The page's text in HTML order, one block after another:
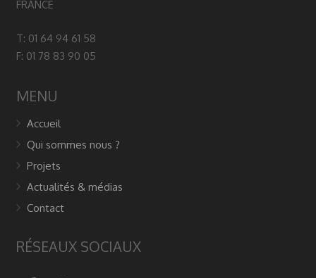
FRANCE
T: 01 64 94 61 58
F: 01 78 83 90 05
MENU
Accueil
Qui sommes nous ?
Projets
Actualités & médias
Contact
RÉSEAUX SOCIAUX